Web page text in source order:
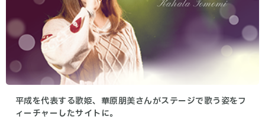
平成を代表する歌姫、華原朋美さんがステージで歌う姿をフ
ィーチャーしたサイトに。